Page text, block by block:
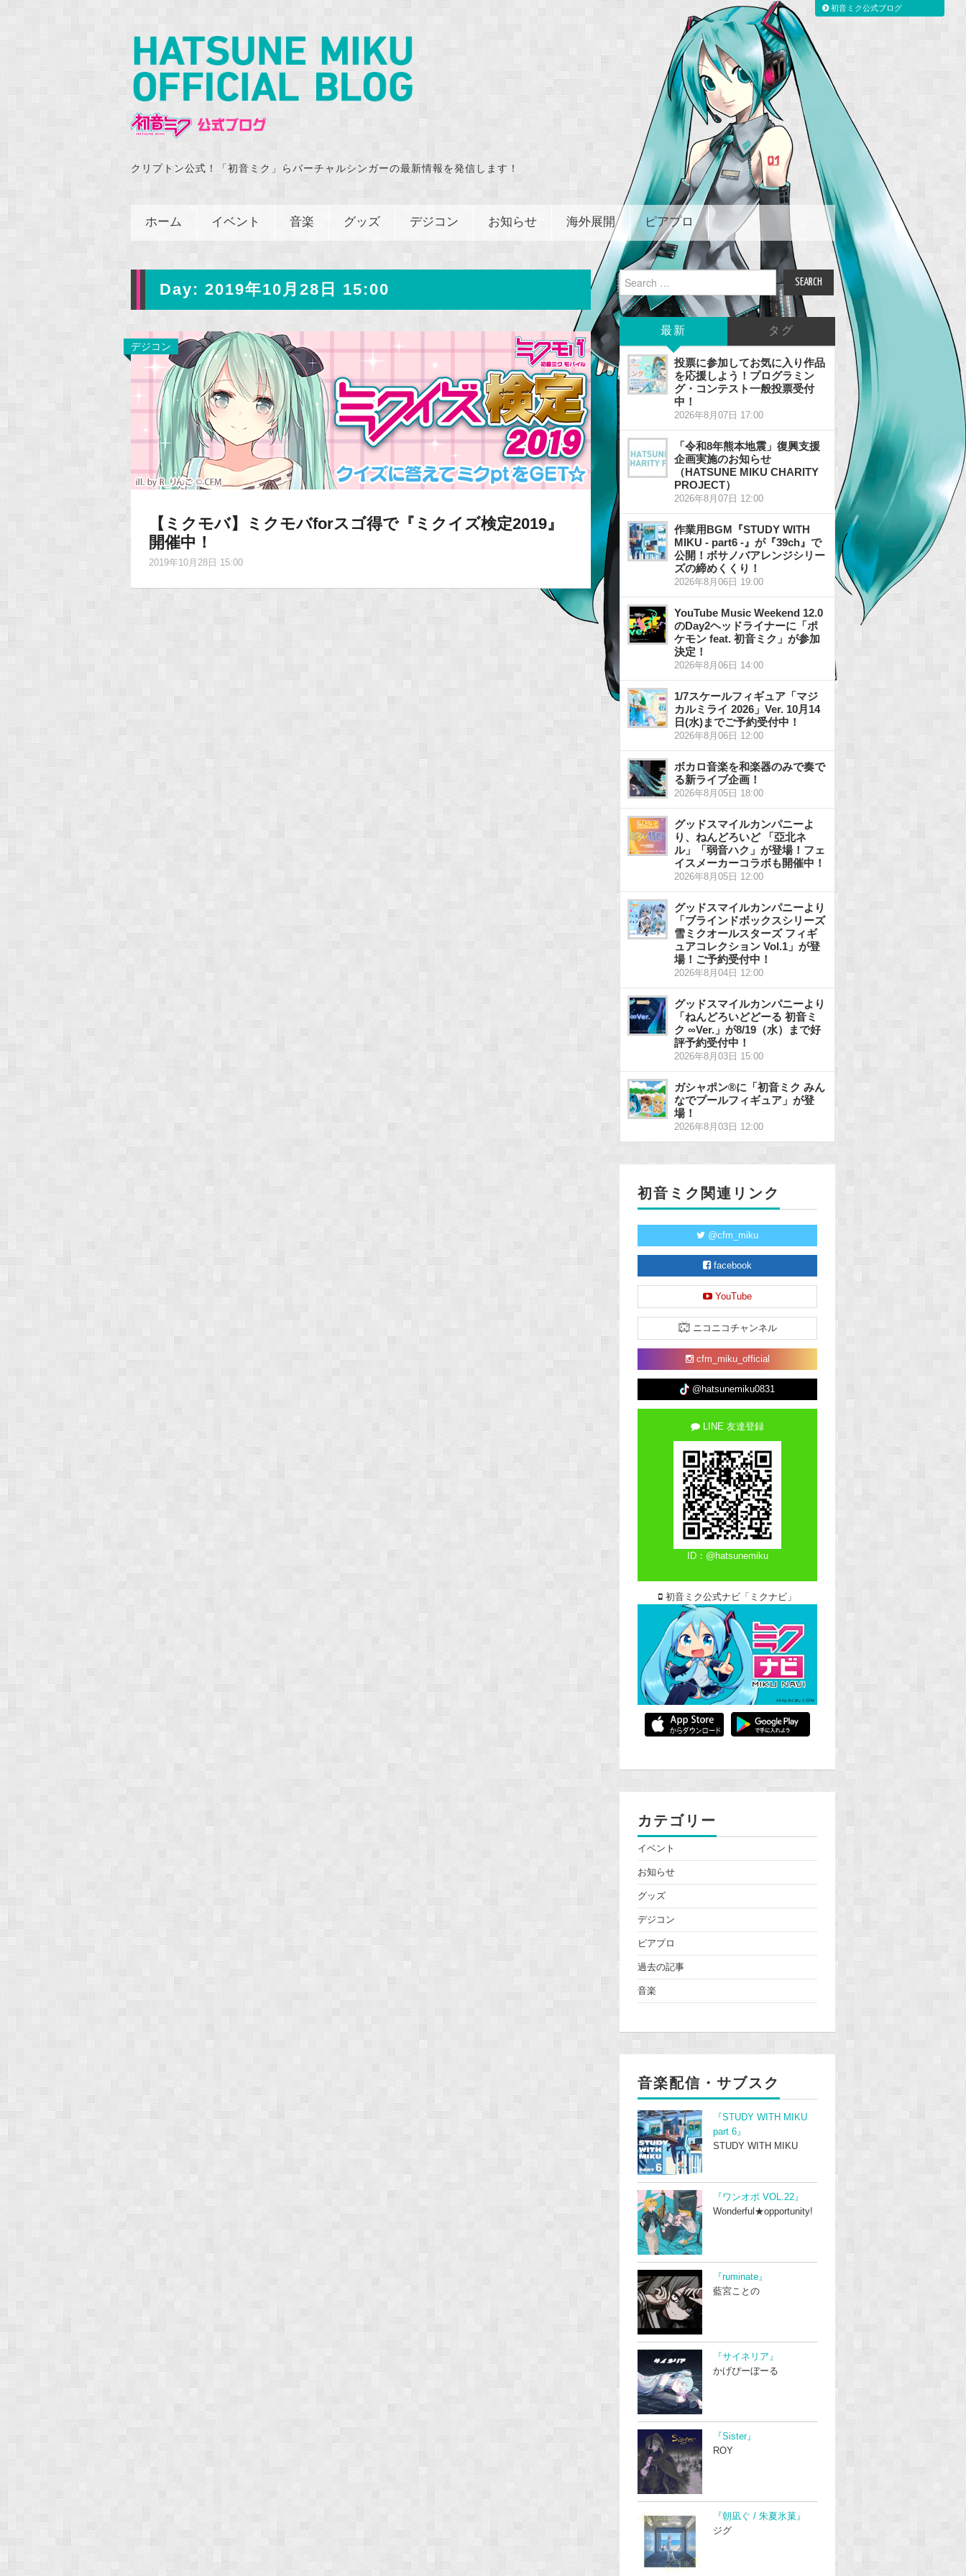
クリプトン公式！「初音ミク」らバーチャルシンガーの最新情報を発信します！
ホーム イベント 音楽 グッズ デジコン お知らせ 海外展開 ピアプロ
Day: 2019年10月28日 15:00
デジコン
【ミクモバ】ミクモバforスゴ得で『ミクイズ検定2019』
開催中！
2019年10月28日 15:00
Search
for:
最新 タグ
投票に参加してお気に入り作品
を応援しよう！プログラミン
グ・コンテスト一般投票受付
中！
2026年8月07日 17:00
「令和8年熊本地震」復興支援
企画実施のお知らせ
（HATSUNE MIKU CHARITY
PROJECT）
2026年8月07日 12:00
作業用BGM『STUDY WITH
MIKU - part6 -』が『39ch』で
公開！ボサノバアレンジシリー
ズの締めくくり！
2026年8月06日 19:00
YouTube Music Weekend 12.0
のDay2ヘッドライナーに「ポ
ケモン feat. 初音ミク」が参加
決定！
2026年8月06日 14:00
1/7スケールフィギュア「マジ
カルミライ 2026」Ver. 10月14
日(水)までご予約受付中！
2026年8月06日 12:00
ボカロ音楽を和楽器のみで奏で
る新ライブ企画！
2026年8月05日 18:00
グッドスマイルカンパニーよ
り、ねんどろいど 「亞北ネ
ル」「弱音ハク」が登場！フェ
イスメーカーコラボも開催中！
2026年8月05日 12:00
グッドスマイルカンパニーより
「ブラインドボックスシリーズ
雪ミクオールスターズ フィギ
ュアコレクション Vol.1」が登
場！ご予約受付中！
2026年8月04日 12:00
グッドスマイルカンパニーより
「ねんどろいどどーる 初音ミ
ク ∞Ver.」が8/19（水）まで好
評予約受付中！
2026年8月03日 15:00
ガシャポン®に「初音ミク みん
なでプールフィギュア」が登
場！
2026年8月03日 12:00
初音ミク関連リンク
@cfm_miku
facebook
YouTube
ニコニコチャンネル
cfm_miku_official
@hatsunemiku0831
LINE 友達登録
ID：@hatsunemiku
初音ミク公式ナビ「ミクナビ」
カテゴリー
イベント
お知らせ
グッズ
デジコン
ピアプロ
過去の記事
音楽
音楽配信・サブスク
『STUDY WITH MIKU
part 6』
STUDY WITH MIKU
『ワンオポ VOL.22』
Wonderful★opportunity!
『ruminate』
藍宮ことの
『サイネリア』
かげぴーぼーる
『Sister』
ROY
『朝凪ぐ / 朱夏氷菓』
ジグ
初音ミク公式ブログ